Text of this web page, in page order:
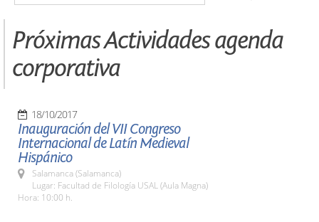
Próximas Actividades agenda
corporativa
18/10/2017
Inauguración del VII Congreso
Internacional de Latín Medieval
Hispánico
Salamanca (Salamanca)
Lugar: Facultad de Filología USAL (Aula Magna)
Hora: 10:00 h.